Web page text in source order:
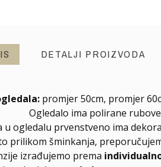
DETALJI PROIZVODA
promjer 50cm, promjer
Ogledalo ima polirane rubove
u ogledalu prvenstveno ima
prilikom šminkanja,
izrađujemo prema